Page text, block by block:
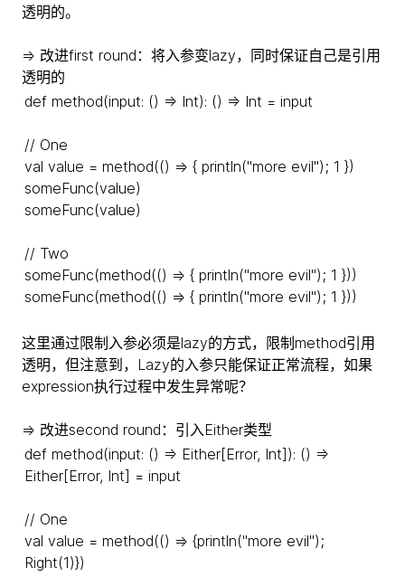
透明的。
=> 改进first round：将入参变lazy，同时保证自己是引用
透明的
def method(input: () => Int): () => Int = input
// One
val value = method(() => { println("more evil"); 1 })
someFunc(value)
someFunc(value)
// Two
someFunc(method(() => { println("more evil"); 1 }))
someFunc(method(() => { println("more evil"); 1 }))
这里通过限制入参必须是lazy的方式，限制method引用
透明，但注意到，Lazy的入参只能保证正常流程，如果
expression执行过程中发生异常呢？
=> 改进second round：引入Either类型
def method(input: () => Either[Error, Int]): () =>
Either[Error, Int] = input
// One
val value = method(() => {println("more evil");
Right(1)})